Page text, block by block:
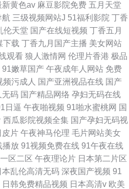
新黄色av 麻豆影院免费 五月天堂
航 三级视频网站J 51福利影院 丁香
伦天堂 国产在线短视频 丁香五月
下载 丁香九月国产主播 美女网站
观看 狼人激情网 伦理片香港 极品
91嫩草国产 午夜成年人网站 免费
频污成人 国产亚洲视品在线 国产
无码 国产精品网络 孕妇无码在线
日逼 午夜啪视频 91啪水蜜桃网 国
西瓜影院视频全集 国产孕妇无码视
皮片 午夜神马伦理 毛片网站美女
播放 91视频免费在线 91午夜在线
区二区 午夜理论片 日本第二片区
本乱伦高清无码 深夜国产视频 91
日韩免费精品视频 日本高清v 欧美